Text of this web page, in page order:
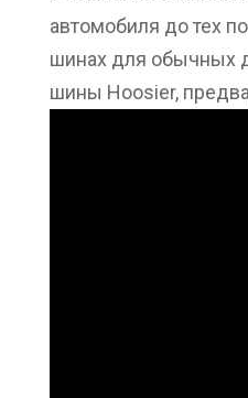
автомобиля до тех
шинах для обычных
шины Hoosier,